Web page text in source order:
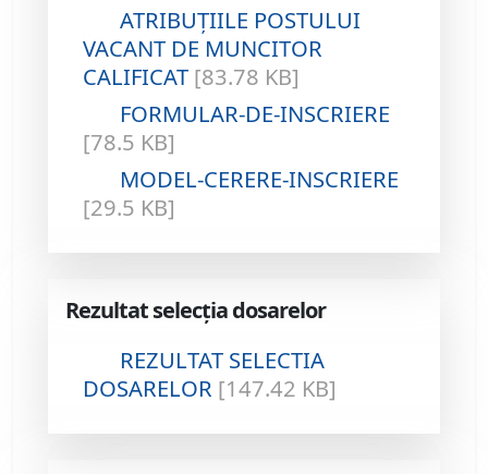
ATRIBUȚIILE POSTULUI
VACANT DE MUNCITOR
CALIFICAT [83.78 KB]
FORMULAR-DE-INSCRIERE
[78.5 KB]
MODEL-CERERE-INSCRIERE
[29.5 KB]
Rezultat selecția dosarelor
REZULTAT SELECTIA
DOSARELOR [147.42 KB]